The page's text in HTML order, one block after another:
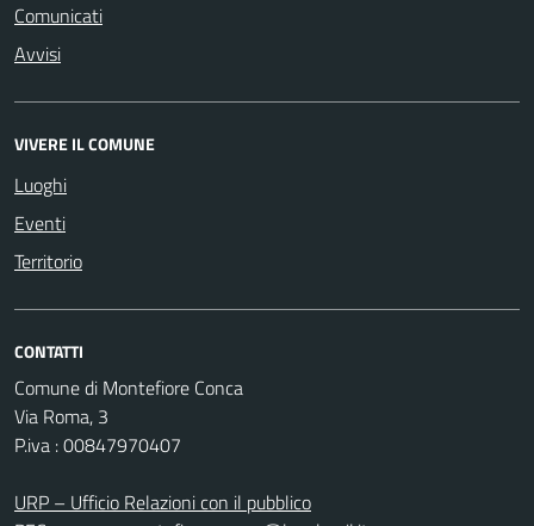
Comunicati
Avvisi
VIVERE IL COMUNE
Luoghi
Eventi
Territorio
CONTATTI
Comune di Montefiore Conca
Via Roma, 3
P.iva : 00847970407
URP – Ufficio Relazioni con il pubblico